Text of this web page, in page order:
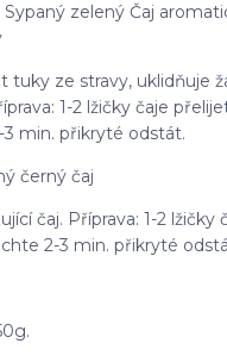
Sypaný zelený Čaj
tuky ze stravy, uklidňuje
1-2 lžičky čaje
min. přikryté odstát.
černý čaj
čaj. Příprava: 1-2 lžičky
2-3 min. přikryté